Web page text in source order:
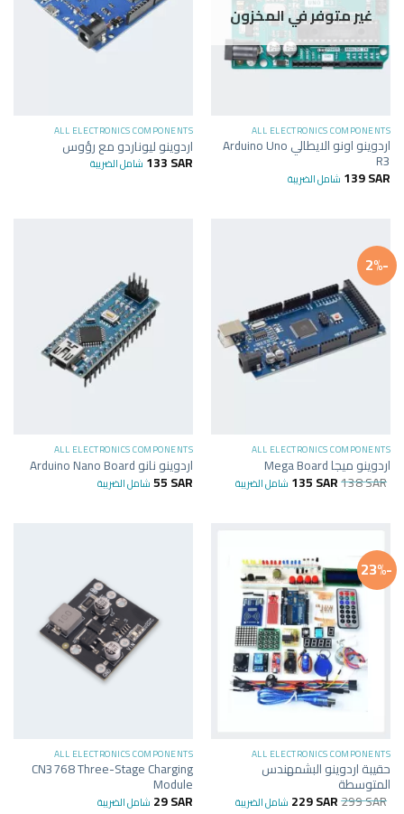
غير متوفر في المخزون
ALL ELECTRONICS COMPONENTS
اردوينو اونو الايطالي Arduino Uno
R3
139SAR شامل الضريبة
ALL ELECTRONICS COMPONENTS
اردوينو ليوناردو مع رؤوس
133SAR شامل الضريبة
-2%
ALL ELECTRONICS COMPONENTS
اردوينو ميجا Mega Board
138SAR
135SAR شامل الضريبة
ALL ELECTRONICS COMPONENTS
اردوينو نانو Arduino Nano Board
55SAR شامل الضريبة
-23%
ALL ELECTRONICS COMPONENTS
حقيبة اردوينو البشمهندس
المتوسطة
299SAR
229SAR شامل الضريبة
ALL ELECTRONICS COMPONENTS
CN3768 Three-Stage Charging
Module
29SAR شامل الضريبة